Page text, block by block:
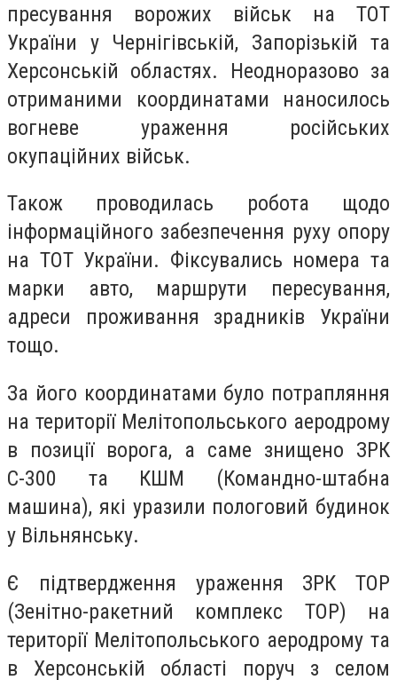
пресування ворожих військ на ТОТ
України у Чернігівській, Запорізькій та
Херсонській областях. Неодноразово за
отриманими координатами наносилось
вогневе ураження російських
окупаційних військ.
Також проводилась робота щодо
інформаційного забезпечення руху опору
на ТОТ України. Фіксувались номера та
марки авто, маршрути пересування,
адреси проживання зрадників України
тощо.
За його координатами було потрапляння
на території Мелітопольського аеродрому
в позиції ворога, а саме знищено ЗРК
С-300 та КШМ (Командно-штабна
машина), які уразили пологовий будинок
у Вільнянську.
Є підтвердження ураження ЗРК ТОР
(Зенітно-ракетний комплекс ТОР) на
території Мелітопольського аеродрому та
в Херсонській області поруч з селом